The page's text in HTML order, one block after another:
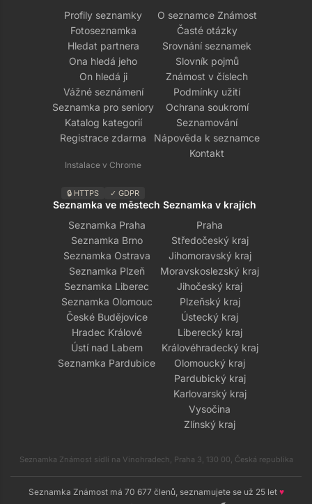
Profily seznamky
Fotoseznamka
Hledat partnera
Ona hledá jeho
On hledá ji
Vážné seznámení
Seznamka pro seniory
Katalog kategorií
Registrace zdarma
Instalace v Chrome
🔒 HTTPS ✓ GDPR
O seznamce Známost
Časté otázky
Srovnání seznamek
Slovník pojmů
Známost v číslech
Podmínky užití
Ochrana soukromí
Seznamování
Nápověda k seznamce
Kontakt
Seznamka ve městech
Seznamka Praha
Seznamka Brno
Seznamka Ostrava
Seznamka Plzeň
Seznamka Liberec
Seznamka Olomouc
České Budějovice
Hradec Králové
Ústí nad Labem
Seznamka Pardubice
Seznamka v krajích
Praha
Středočeský kraj
Jihomoravský kraj
Moravskoslezský kraj
Jihočeský kraj
Plzeňský kraj
Ústecký kraj
Liberecký kraj
Královéhradecký kraj
Olomoucký kraj
Pardubický kraj
Karlovarský kraj
Vysočina
Zlínský kraj
Seznamka Známost sídlí na Vinohradech, Praha 3, 130 00, Česká republika
Seznamka Známost má 70 677 členů, seznamujete se už 25 let ♥